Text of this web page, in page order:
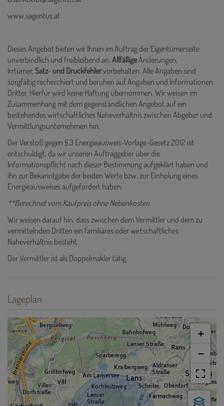
www.sagentus.at
Dieses Angebot bieten wir Ihnen im Auftrag der Eigentümerseite
unverbindlich und freibleibend an. AllfälligeÄnderungen,
Irrtümer, Satz- und Druckfehlervorbehalten. Alle Angaben sind
sorgfältig recherchiert und beruhen auf Angaben und Informationen
Dritter. Hierfür wird keine Haftung übernommen. Wir weisen im
Zusammenhang mit dem gegenständlichen Angebot auf ein
bestehendes wirtschaftliches Naheverhältnis zwischen Abgeber und
Vermittlungsunternehmen hin.
Der Verstoß gegen § 3 Energieausweis-Vorlage-Gesetz 2012 ist
entschuldigt, da wir unseren Auftraggeber über die
Informationspflicht nach dieser Bestimmung aufgeklärt haben und
ihn zur Bekanntgabe der beiden Werte bzw. zur Einholung eines
Energieausweises aufgefordert haben.
**Berechnet vom Kaufpreis ohne Nebenkosten
Wir weisen darauf hin, dass zwischen dem Vermittler und dem zu
vermittelnden Dritten ein familiäres oder wirtschaftliches
Naheverhältnis besteht.
Der Vermittler ist als Doppelmakler tätig.
Lageplan
+
−